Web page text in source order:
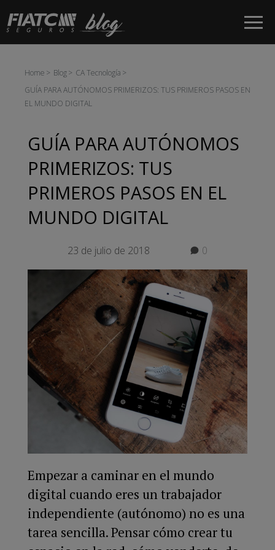
Saltar al contenido principal
Home Blog
CA Tecnología
GUÍA PARA AUTÓNOMOS PRIMERIZOS: TUS PRIMEROS PASOS EN
EL MUNDO DIGITAL
GUÍA PARA AUTÓNOMOS
PRIMERIZOS: TUS
PRIMEROS PASOS EN EL
MUNDO DIGITAL
23 de julio de 2018 0
Empezar a caminar en el mundo
digital cuando eres un trabajador
independiente (autónomo) no es una
tarea sencilla. Pensar cómo crear tu